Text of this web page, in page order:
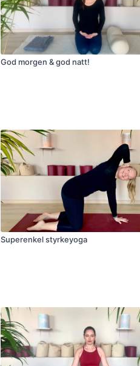
God morgen & god natt!
Superenkel styrkeyoga